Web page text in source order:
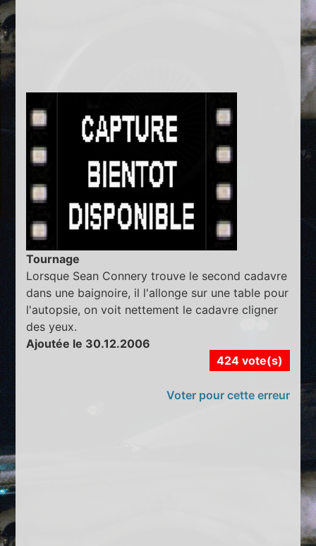
Tournage
Lorsque Sean Connery trouve le second cadavre
dans une baignoire, il l'allonge sur une table pour
l'autopsie, on voit nettement le cadavre cligner
des yeux.
Ajoutée le 30.12.2006
424 vote(s)
Voter pour cette erreur